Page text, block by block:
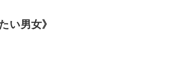
い男女》